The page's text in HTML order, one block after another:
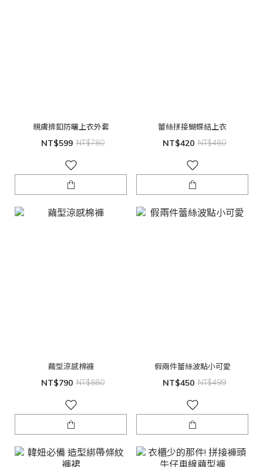
親膚排釦防曬上衣外套
NT$599 NT$780
蕾絲拼接蝴蝶結上衣
NT$420 NT$480
繭型涼感棉褲
NT$790 NT$880
假兩件蕾絲波點小可愛
NT$450 NT$499